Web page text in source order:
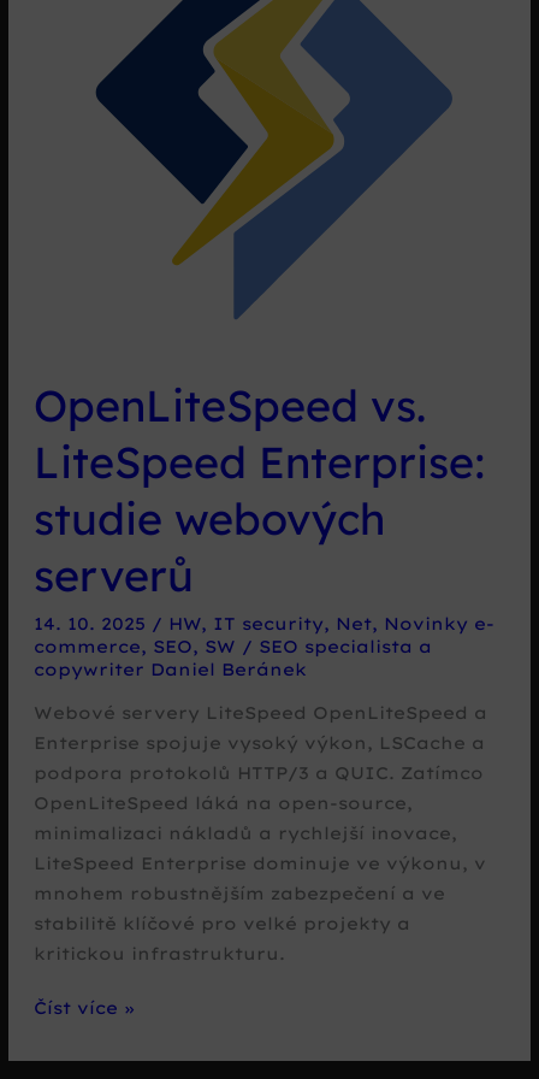
OpenLiteSpeed vs.
LiteSpeed Enterprise:
studie webových
serverů
14. 10. 2025 / HW, IT security, Net, Novinky e-
commerce, SEO, SW / SEO specialista a
copywriter Daniel Beránek
Webové servery LiteSpeed OpenLiteSpeed a
Enterprise spojuje vysoký výkon, LSCache a
podpora protokolů HTTP/3 a QUIC. Zatímco
OpenLiteSpeed láká na open-source,
minimalizaci nákladů a rychlejší inovace,
LiteSpeed Enterprise dominuje ve výkonu, v
mnohem robustnějším zabezpečení a ve
stabilitě klíčové pro velké projekty a
kritickou infrastrukturu.
OpenLiteSpeed
LiteSpeed
Číst více »